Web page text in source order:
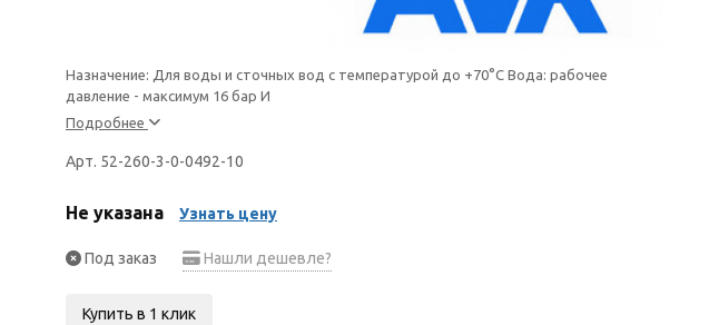
Назначение: Для воды и сточных вод с температурой до +70°С Вода: рабочее
давление - максимум 16 бар И
Подробнее
Арт. 52-260-3-0-0492-10
Не указана Узнать цену
Под заказ Нашли дешевле?
Купить в 1 клик